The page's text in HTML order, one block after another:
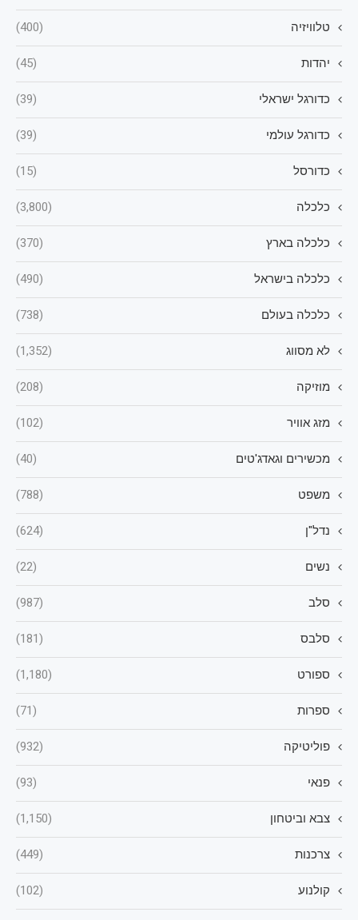
טלוויזיה (400)
יהדות (45)
כדורגל ישראלי (39)
כדורגל עולמי (39)
כדורסל (15)
כלכלה (3,800)
כלכלה בארץ (370)
כלכלה בישראל (490)
כלכלה בעולם (738)
לא מסווג (1,352)
מוזיקה (208)
מזג אוויר (102)
מכשירים וגאדג'טים (40)
משפט (788)
נדל"ן (624)
נשים (22)
סלב (987)
סלבס (181)
ספורט (1,180)
ספרות (71)
פוליטיקה (932)
פנאי (93)
צבא וביטחון (1,150)
צרכנות (449)
קולנוע (102)